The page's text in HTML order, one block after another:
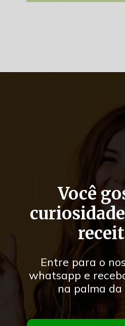
Você
Entre para o
whatsapp e
na palma da